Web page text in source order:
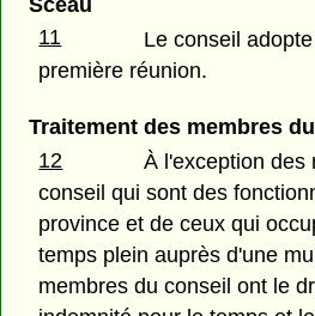
11
Le conseil
première réunion.
Traitement des membres
12
À l'exception des
conseil qui sont des
province et de ceux qui
temps plein auprès d'une
membres du conseil ont le